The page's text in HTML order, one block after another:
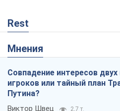
Rest
Мнения
Совпадение интересов
игроков или тайный план
Путина?
Виктор Швец 2,7 т.